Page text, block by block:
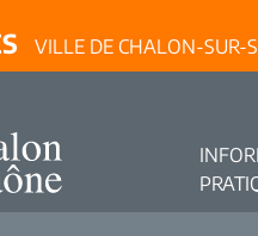
VILLE DE CHALON-SUR-